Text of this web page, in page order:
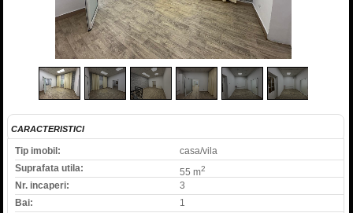
CARACTERISTICI
Tip imobil:
casa/vila
Suprafata utila:
55 m2
Nr. incaperi:
3
Bai:
1